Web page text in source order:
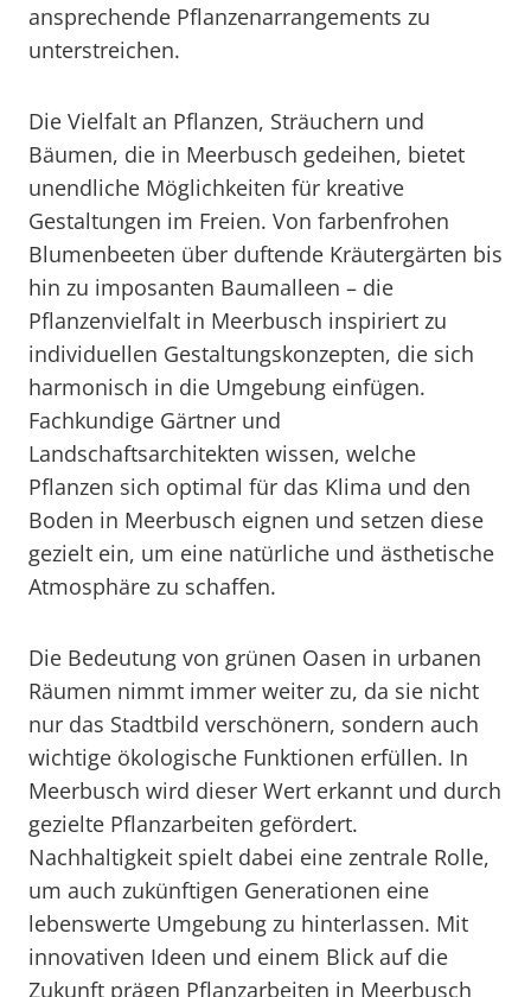
ansprechende Pflanzenarrangements zu
unterstreichen.
Die Vielfalt an Pflanzen, Sträuchern und
Bäumen, die in Meerbusch gedeihen, bietet
unendliche Möglichkeiten für kreative
Gestaltungen im Freien. Von farbenfrohen
Blumenbeeten über duftende Kräutergärten bis
hin zu imposanten Baumalleen – die
Pflanzenvielfalt in Meerbusch inspiriert zu
individuellen Gestaltungskonzepten, die sich
harmonisch in die Umgebung einfügen.
Fachkundige Gärtner und
Landschaftsarchitekten wissen, welche
Pflanzen sich optimal für das Klima und den
Boden in Meerbusch eignen und setzen diese
gezielt ein, um eine natürliche und ästhetische
Atmosphäre zu schaffen.
Die Bedeutung von grünen Oasen in urbanen
Räumen nimmt immer weiter zu, da sie nicht
nur das Stadtbild verschönern, sondern auch
wichtige ökologische Funktionen erfüllen. In
Meerbusch wird dieser Wert erkannt und durch
gezielte Pflanzarbeiten gefördert.
Nachhaltigkeit spielt dabei eine zentrale Rolle,
um auch zukünftigen Generationen eine
lebenswerte Umgebung zu hinterlassen. Mit
innovativen Ideen und einem Blick auf die
Zukunft prägen Pflanzarbeiten in Meerbusch